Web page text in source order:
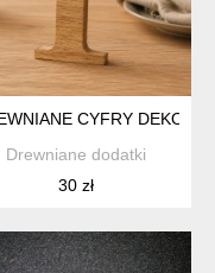
DEKORACYJNA
CYFRY
Drewniane dodatki
30 zł